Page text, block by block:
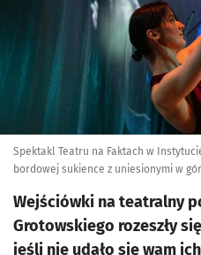
Spektakl Teatru na Faktach w
bordowej sukience z uniesionymi w
Wejściówki na teatralny
Grotowskiego rozeszły
jeśli nie udało się wam